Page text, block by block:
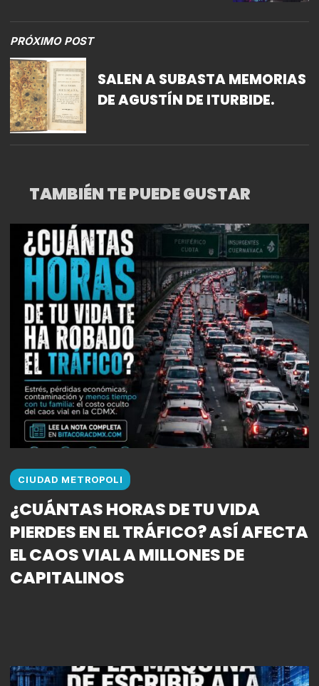
PRÓXIMO POST
SALEN A SUBASTA MEMORIAS
DE AGUSTÍN DE ITURBIDE.
TAMBIÉN TE PUEDE GUSTAR
CIUDAD METROPOLI
¿CUÁNTAS HORAS DE TU VIDA
PIERDES EN EL TRÁFICO? ASÍ AFECTA
EL CAOS VIAL A MILLONES DE
CAPITALINOS